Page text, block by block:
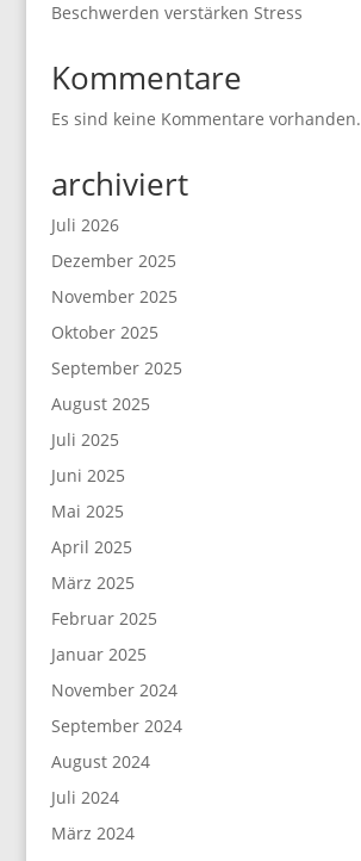
Beschwerden verstärken Stress
Kommentare
Es sind keine Kommentare vorhanden.
archiviert
Juli 2026
Dezember 2025
November 2025
Oktober 2025
September 2025
August 2025
Juli 2025
Juni 2025
Mai 2025
April 2025
März 2025
Februar 2025
Januar 2025
November 2024
September 2024
August 2024
Juli 2024
März 2024